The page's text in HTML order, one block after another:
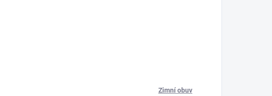
Zimní obuv